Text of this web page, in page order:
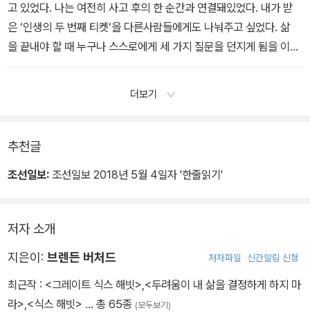
고 있었다. 나는 여전히 사고 후의 한 순간과 연결돼있었다. 내가 받
은 ‘인생의 두 번째 티켓‘을 다른사람들에게도 나눠주고 싶었다. 삶
을 끝내야 할 때 누구나 스스로에게 세 가지 질문을 던지게 됨을 이야
기해주고 싶었다.
적이 이끄는 길로 들어서게 했음을 모두에게 알리고 싶었다.
더보기
추천글
조선일보: 조선일보 2018년 5월 4일자 '한줄읽기'
저자 소개
지은이: 브렌든 버처드 저자파일 신간알림 신청
최근작 : <그레이트 식스 해빗> <두려움이 내 삶을 결정하게 하지 마
라> <식스 해빗> … 총 65종 (모두보기)